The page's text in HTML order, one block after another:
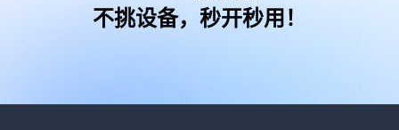
不挑设备，秒开秒用！